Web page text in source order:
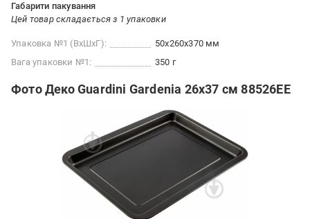
Габарити пакування
Цей товар складається з 1 упаковки
Упаковка №1 (ВхШхГ):
50x260x370 мм
Вага упаковки №1:
350 г
Фото Деко Guardini Gardenia 26x37 см 88526EE